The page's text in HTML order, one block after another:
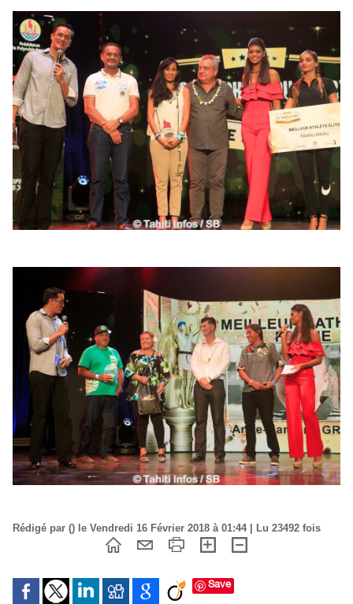
Rédigé par () le Vendredi 16 Février 2018 à 01:44 | Lu 23492 fois
Save